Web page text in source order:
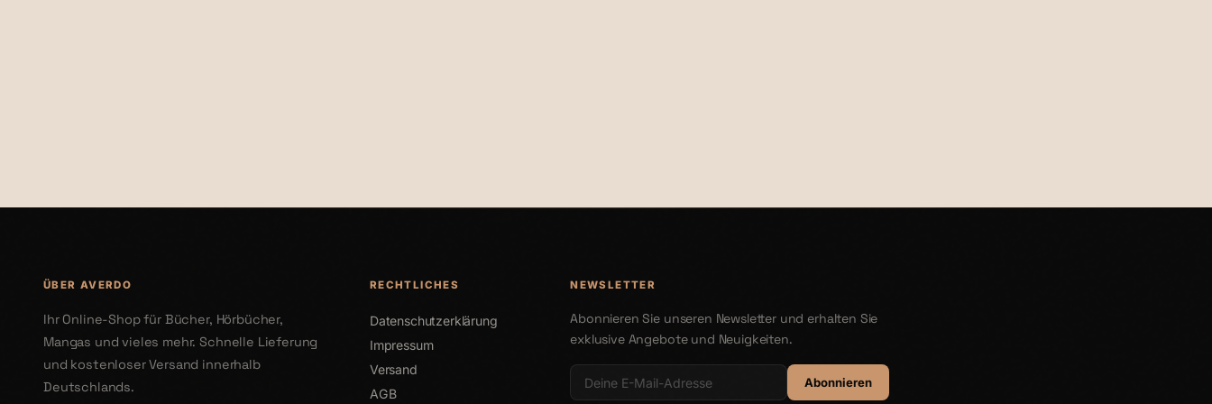
ÜBER AVERDO
Ihr Online-Shop für Bücher, Hörbücher,
Mangas und vieles mehr. Schnelle Lieferung
und kostenloser Versand innerhalb
Deutschlands.
RECHTLICHES
Datenschutzerklärung
Impressum
Versand
AGB
NEWSLETTER
Abonnieren Sie unseren Newsletter und erhalten Sie
exklusive Angebote und Neuigkeiten.
Abonnieren